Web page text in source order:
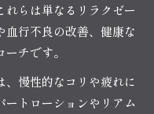
ッドスパの選び方
ッドスパの見分け方
スパメニューの探し
導入のポイント
れらは単なるリラクゼー
血行不良の改善、健康な
チです。
慢性的なコリや疲れに
ートローションやリアム